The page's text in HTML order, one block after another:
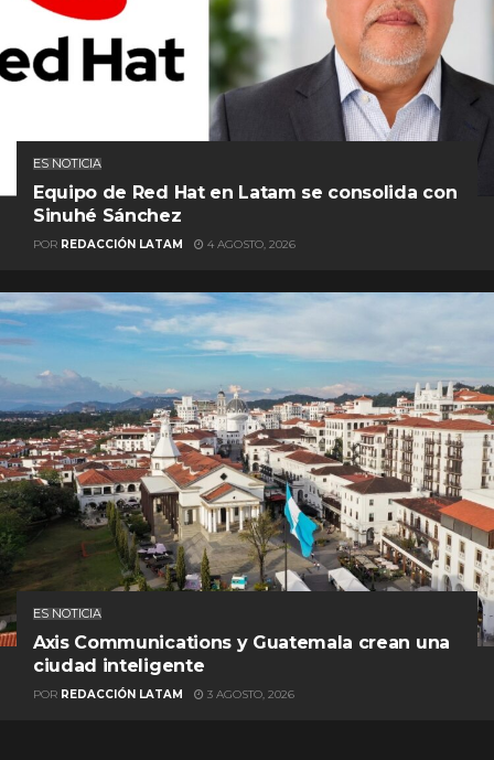
ES NOTICIA
Equipo de Red Hat en Latam se consolida con
Sinuhé Sánchez
POR REDACCIÓN LATAM 4 AGOSTO, 2026
ES NOTICIA
Axis Communications y Guatemala crean una
ciudad inteligente
POR REDACCIÓN LATAM 3 AGOSTO, 2026